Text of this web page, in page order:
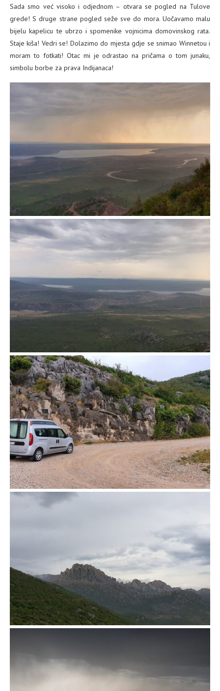
Sada smo već visoko i odjednom – otvara se pogled na Tulove
grede! S druge strane pogled seže sve do mora. Uočavamo malu
bijelu kapelicu te ubrzo i spomenike vojnicima domovinskog rata.
Staje kiša! Vedri se! Dolazimo do mjesta gdje se snimao Winnetou i
moram to fotkati! Otac mi je odrastao na pričama o tom junaku,
simbolu borbe za prava Indijanaca!